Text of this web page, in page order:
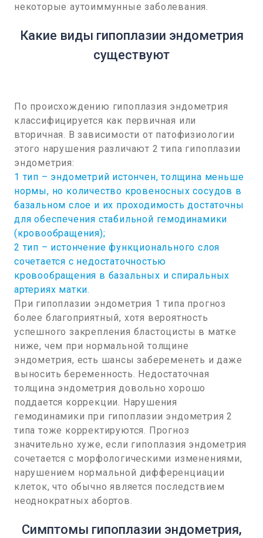
некоторые аутоиммунные заболевания.
Какие виды гипоплазии эндометрия
существуют
По происхождению гипоплазия эндометрия
классифицируется как первичная или
вторичная. В зависимости от патофизиологии
этого нарушения различают 2 типа гипоплазии
эндометрия:
1 тип – эндометрий истончен, толщина меньше
нормы, но количество кровеносных сосудов в
базальном слое и их проходимость достаточны
для обеспечения стабильной гемодинамики
(кровообращения);
2 тип – истончение функционального слоя
сочетается с недостаточностью
кровообращения в базальных и спиральных
артериях матки.
При гипоплазии эндометрия 1 типа прогноз
более благоприятный, хотя вероятность
успешного закрепления бластоцисты в матке
ниже, чем при нормальной толщине
эндометрия, есть шансы забеременеть и даже
выносить беременность. Недостаточная
толщина эндометрия довольно хорошо
поддается коррекции. Нарушения
гемодинамики при гипоплазии эндометрия 2
типа тоже корректируются. Прогноз
значительно хуже, если гипоплазия эндометрия
сочетается с морфологическими изменениями,
нарушением нормальной дифференциации
клеток, что обычно является последствием
неоднократных абортов.
Симптомы гипоплазии эндометрия,